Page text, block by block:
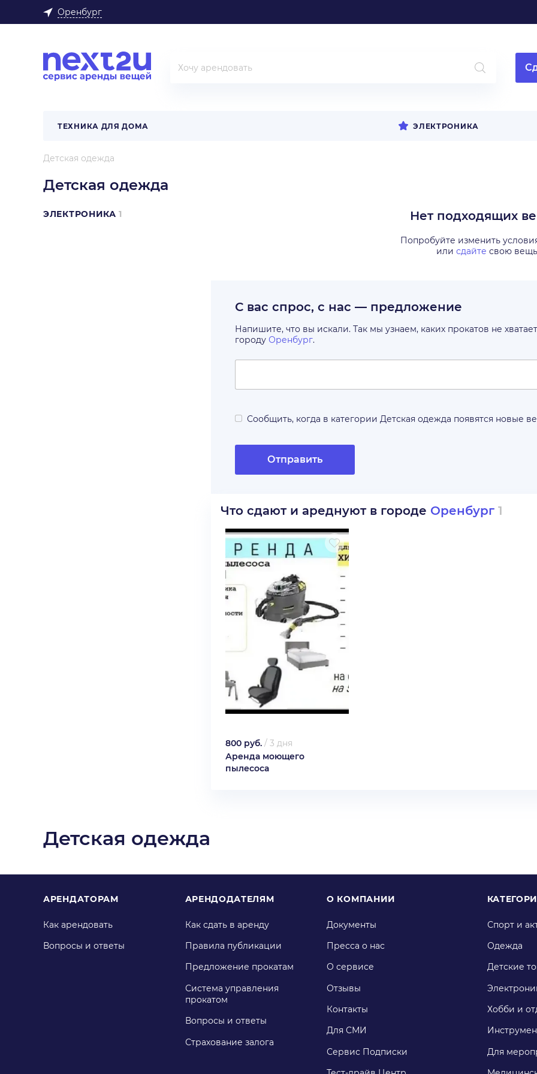
Оренбург
ТЕХНИКА ДЛЯ ДОМА ЭЛЕКТРОНИКА
Детская одежда
Детская одежда
ЭЛЕКТРОНИКА 1 Нет подходящих
Попробуйте изменить
или сдайте свою вещь
С вас спрос, с нас — предложение
Напишите, что вы искали. Так мы узнаем, каких прокатов не хватает
городу Оренбург.
Сообщить, когда в категории Детская одежда появятся новые
Отправить
Что сдают и ареднуют в городе Оренбург 1
800 руб. / 3 дня
Аренда моющего
пылесоса
Детская одежда
АРЕНДАТОРАМ
Как арендовать
Вопросы и ответы
АРЕНДОДАТЕЛЯМ
Как сдать в аренду
Правила публикации
Предложение прокатам
Система управления
прокатом
Вопросы и ответы
Страхование залога
О КОМПАНИИ
Документы
Пресса о нас
О сервисе
Отзывы
Контакты
Для СМИ
Сервис Подписки
Спорт и
Одежда
Детские
Хобби и
Для